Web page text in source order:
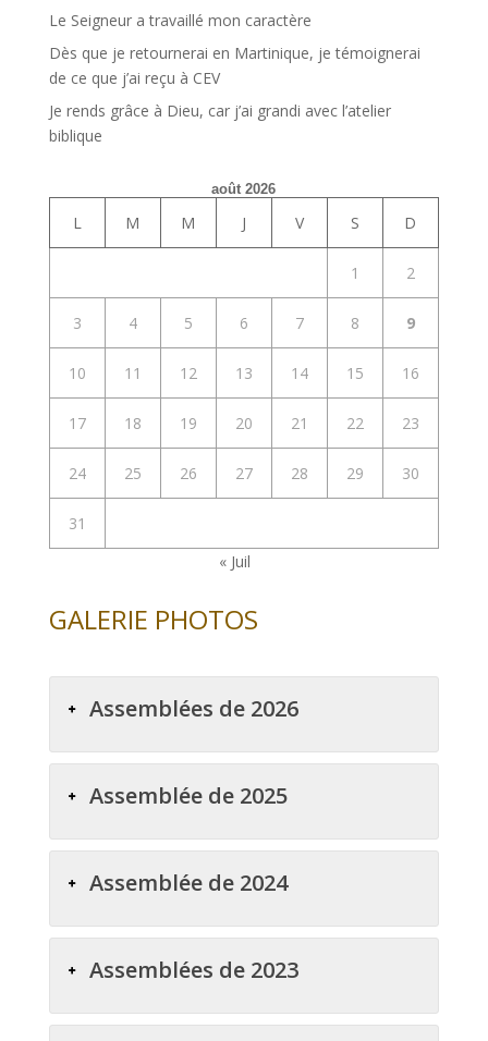
Le Seigneur a travaillé mon caractère
Dès que je retournerai en Martinique, je témoignerai
de ce que j’ai reçu à CEV
Je rends grâce à Dieu, car j’ai grandi avec l’atelier
biblique
août 2026
L M M J V S D
1 2
3 4 5 6 7 8 9
10 11 12 13 14 15 16
17 18 19 20 21 22 23
24 25 26 27 28 29 30
31
« Juil
GALERIE PHOTOS
Assemblées de 2026
Assemblée de 2025
Assemblée de 2024
Assemblées de 2023